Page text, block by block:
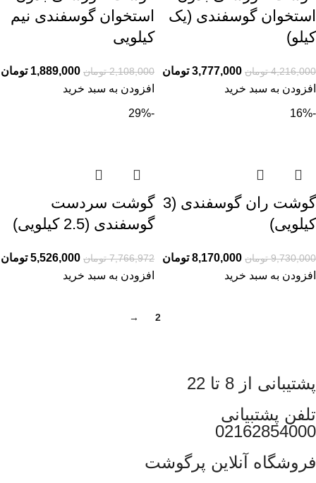
استخوان گوسفندی (یک
کیلو)
4,216,000 تومان 3,777,000 تومان
افزودن به سبد خرید
استخوان گوسفندی نیم
کیلویی
2,108,000 تومان 1,889,000 تومان
افزودن به سبد خرید
-16%
گوشت ران گوسفندی (3
کیلویی)
9,730,000 تومان 8,170,000 تومان
افزودن به سبد خرید
-29%
گوشت سردست
گوسفندی (2.5 کیلویی)
7,766,972 تومان 5,526,000 تومان
افزودن به سبد خرید
2
→
پشتیبانی از 8 تا 22
تلفن پشتبیانی
02162854000
فروشگاه آنلاین پرگوشت